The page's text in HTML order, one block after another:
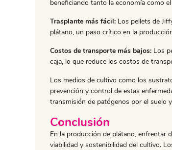
beneficiando tanto la economía como
Trasplante más fácil: Los pellets de
plátano, un paso crítico en la
Costos de transporte más bajos: Los
caja, lo que reduce los costos de
Los medios de cultivo como los
prevención y control de estas
transmisión de patógenos por el suelo
Conclusión
En la producción de plátano, enfrentar
viabilidad y sostenibilidad del cultivo.